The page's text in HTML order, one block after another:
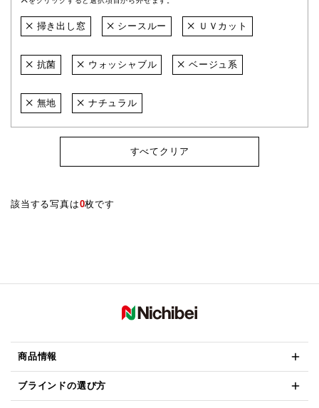
掃き出し窓 シースルー ＵＶカット
抗菌 ウォッシャブル ベージュ系
無地 ナチュラル
すべてクリア
該当する写真は0枚です
商品情報
ブラインドの選び方